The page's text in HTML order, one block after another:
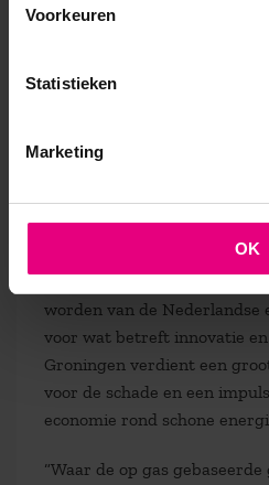
Voorkeuren
Statistieken
Marketing
OK
telen. Dat levert
krimpregio grote behoefte is.”
honderd jaar hun stad voor
vormgeven. Dat kan ook in
maar dat vereist wel een
“Laat Groningen voor de
worden van de Nederlandse
voor wat betreft innovatie
Groningen verdient een
voor de schade en een
economie rond schone
“Waar de op gas